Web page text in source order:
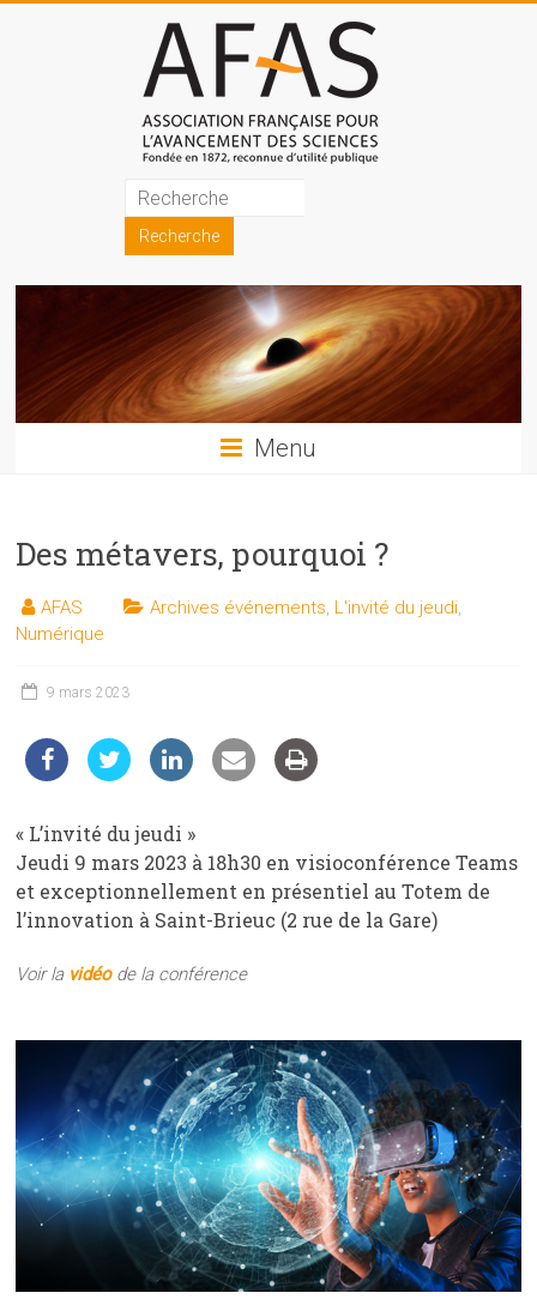
Association
française
pour
l'avancement
des
sciences
les
et
les
auprès
public
Menu
Des métavers, pourquoi ?
AFAS Archives événements L'invité du jeudi
Numérique
9 mars 2023
« L’invité du jeudi »
Jeudi 9 mars 2023 à 18h30 en visioconférence Teams
et exceptionnellement en présentiel au Totem de
l’innovation à Saint-Brieuc (2 rue de la Gare)
Voir la vidéode la conférence